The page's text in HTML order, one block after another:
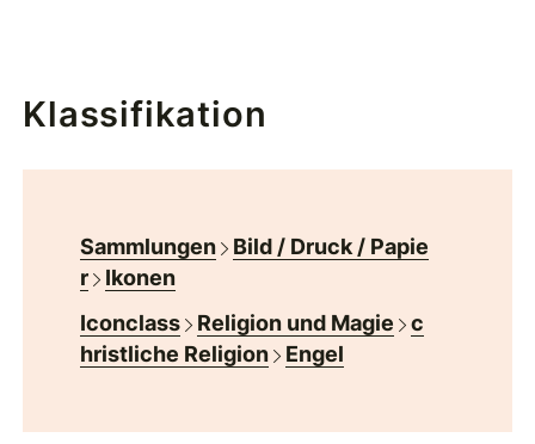
Klassifikation
Sammlungen
Bild / Druck / Papie
r
Ikonen
Iconclass
Religion und Magie
c
hristliche Religion
Engel